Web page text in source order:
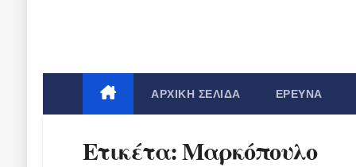
ΑΡΧΙΚΉ ΣΕΛΊΔΑ ΈΡΕΥΝΑ
Ετικέτα:Μαρκόπουλο